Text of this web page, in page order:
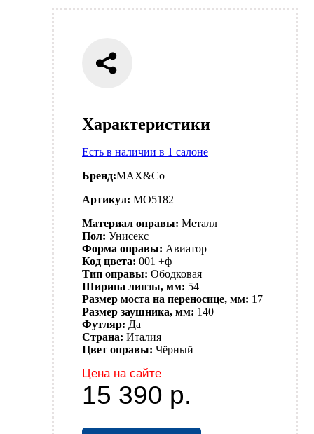
Характеристики
Есть в наличии в 1 салоне
Бренд:MAX&Co
Артикул: MO5182
Материал оправы: Металл
Пол: Унисекс
Форма оправы: Авиатор
Код цвета: 001 +ф
Тип оправы: Ободковая
Ширина линзы, мм: 54
Размер моста на переносице, мм: 17
Размер заушника, мм: 140
Футляр: Да
Страна: Италия
Цвет оправы: Чёрный
Цена на сайте
15 390 р.